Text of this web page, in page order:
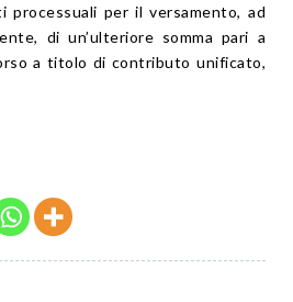
processuali per il versamento, ad
di un’ulteriore somma pari a
a titolo di contributo unificato,